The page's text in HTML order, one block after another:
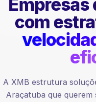
Empresas
com
A XMB estrutura
Araçatuba que